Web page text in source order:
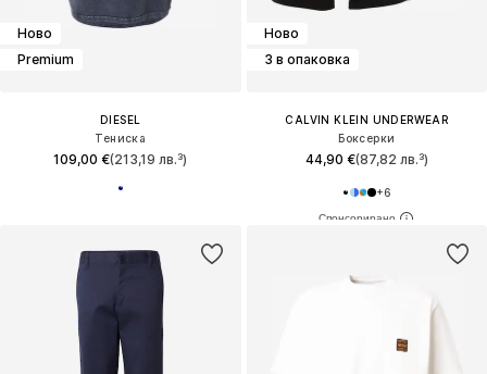
Ново
Premium
DIESEL
Тениска
109,00 €(213,19 лв.³)
Ново
3 в опаковка
CALVIN KLEIN UNDERWEAR
Боксерки
44,90 €(87,82 лв.³)
+6